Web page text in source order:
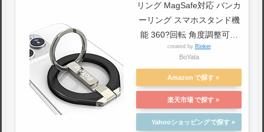
リング MagSafe対応 バンカ
ーリング スマホスタンド機
能 360?回転 角度調整可能
磁気増強メタルリング付き
能 コンパクト 片手操作 耐
久性 iPhoneシリーズ
iPhone14・13・12 HUAWEI
XIAOMI Android全機種対応
created by Rinker
BoYata
Amazon
楽天市場
Yahooショッピング